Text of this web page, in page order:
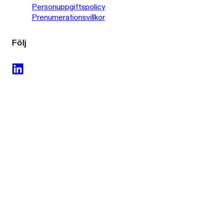
Personuppgiftspolicy
Prenumerationsvillkor
Följ